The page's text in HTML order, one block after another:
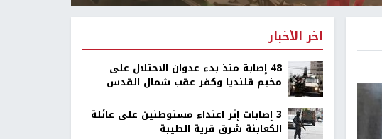
اخر الأخبار
48 إصابة منذ بدء عدوان الاحتلال على
مخيم قلنديا وكفر عقب شمال القدس
‏3 إصابات إثر اعتداء مستوطنين على عائلة
الكعابنة شرق قرية الطيبة